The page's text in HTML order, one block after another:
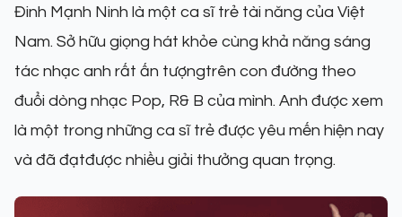
Đinh Mạnh Ninh là một ca sĩ trẻ tài năng của Việt
Nam. Sở hữu giọng hát khỏe cùng khả năng sáng
tác nhạc anh rất ấn tượngtrên con đường theo
đuổi dòng nhạc Pop, R& B của mình. Anh được xem
là một trong những ca sĩ trẻ được yêu mến hiện nay
và đã đạtđược nhiều giải thưởng quan trọng.